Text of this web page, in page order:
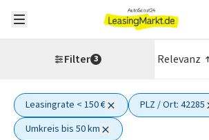
Filter 3
Leasingrate < 150 €
PLZ / Ort: 42285
Umkreis bis 50 km
3 aktive Filter